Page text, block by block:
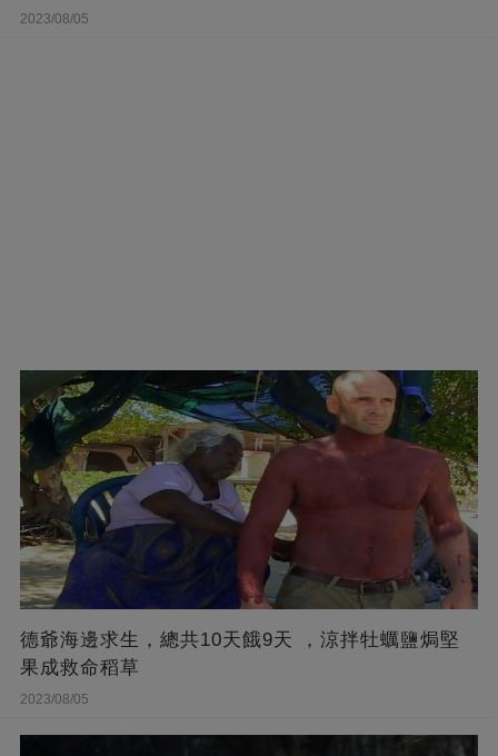
2023/08/05
德爺海邊求生，總共10天餓9天 ，涼拌牡蠣鹽焗堅
果成救命稻草
2023/08/05